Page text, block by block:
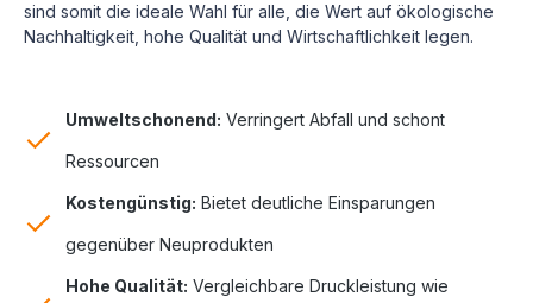
sind somit die ideale Wahl für alle, die Wert auf ökologische
Nachhaltigkeit, hohe Qualität und Wirtschaftlichkeit legen.
Umweltschonend: Verringert Abfall und schont
Ressourcen
Kostengünstig: Bietet deutliche Einsparungen
gegenüber Neuprodukten
Hohe Qualität: Vergleichbare Druckleistung wie